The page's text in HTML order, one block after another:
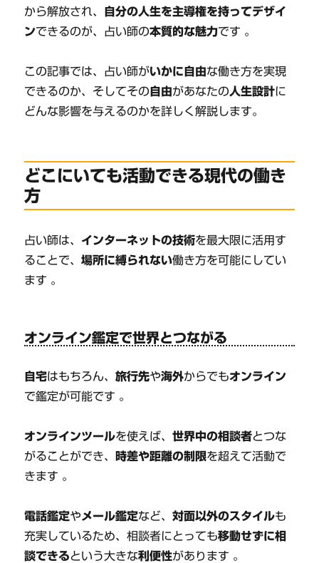
から解放され、
自分の人生を主導権を持ってデザイ
ンできるのが、占い師の本質的な魅力です 。
この記事では、占い師がいかに自由な働き方を実現
できるのか、そしてその 自由があなたの人生設計に
どんな影響を与えるのかを詳しく解説します。
どこにいても活動できる現代の働き
方
占い師は、 インターネットの技術を最大限に活用す
ることで、場所に縛られない働き方を可能にしてい
ます 。
オンライン鑑定で世界とつながる
自宅はもちろん、旅行先や海外からでもオンライン
で鑑定が可能です 。
オンラインツールを使えば、世界中の相談者とつな
がることができ、
時差や距離の制限を超えて活動で
きます 。
電話鑑定やメール鑑定など、対面以外のスタイルも
充実しているため、相談者にとっても移動せずに相
談できるという大きな利便性があります 。